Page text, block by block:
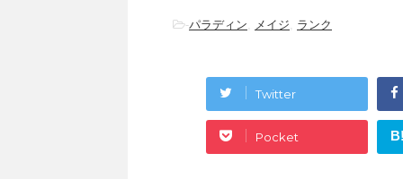
-パラディン, メイジ, ランク
Twitter
Pocket